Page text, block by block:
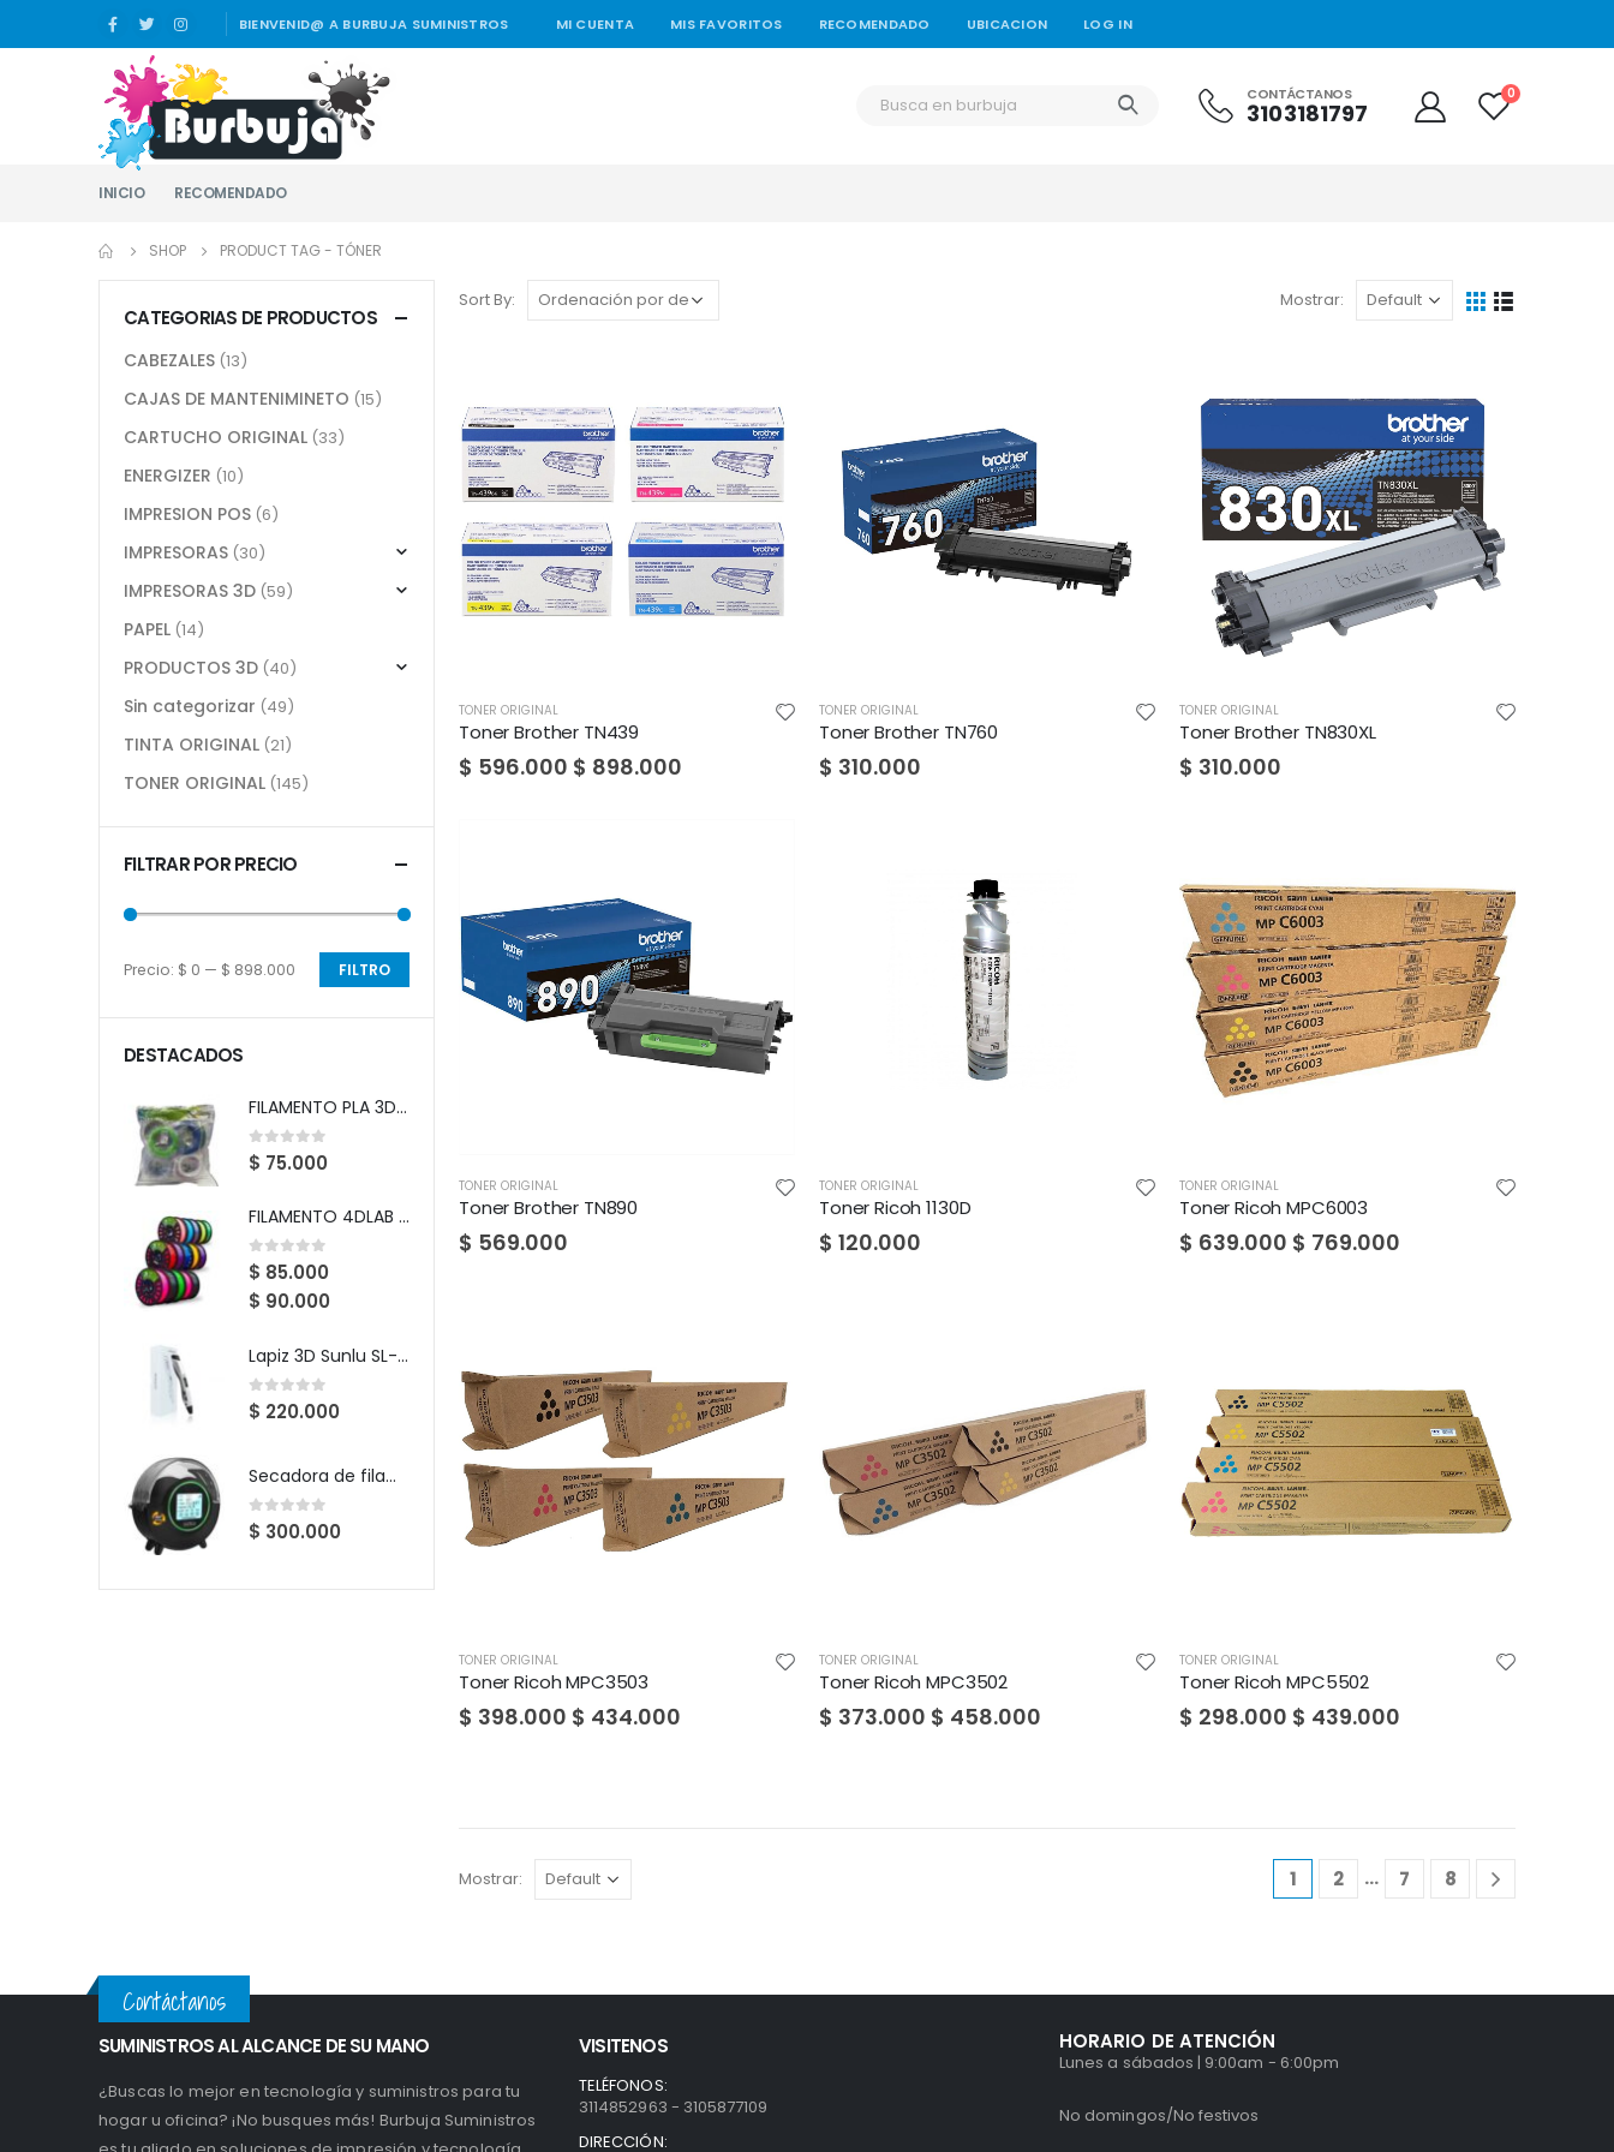
BIENVENID@ A BURBUJA SUMINISTROS MI CUENTA MIS FAVORITOS RECOMENDADO UBICACION LOG IN
CONTÁCTANOS
3103181797
0
INICIO RECOMENDADO
SHOP PRODUCT TAG - TÓNER
Sort By: Mostrar:
TONER ORIGINAL
Toner Brother TN439
$ 596.000 $ 898.000
TONER ORIGINAL
Toner Brother TN760
$ 310.000
TONER ORIGINAL
Toner Brother TN830XL
$ 310.000
TONER ORIGINAL
Toner Brother TN890
$ 569.000
TONER ORIGINAL
Toner Ricoh 1130D
$ 120.000
TONER ORIGINAL
Toner Ricoh MPC6003
$ 639.000 $ 769.000
TONER ORIGINAL
Toner Ricoh MPC3503
$ 398.000 $ 434.000
TONER ORIGINAL
Toner Ricoh MPC3502
$ 373.000 $ 458.000
TONER ORIGINAL
Toner Ricoh MPC5502
$ 298.000 $ 439.000
Mostrar: 1 2 … 7 8
CATEGORIAS DE PRODUCTOS
CABEZALES (13)
CAJAS DE MANTENIMINETO (15)
CARTUCHO ORIGINAL (33)
ENERGIZER (10)
IMPRESION POS (6)
IMPRESORAS (30)
IMPRESORAS 3D (59)
PAPEL (14)
PRODUCTOS 3D (40)
Sin categorizar (49)
TINTA ORIGINAL (21)
TONER ORIGINAL (145)
FILTRAR POR PRECIO
Precio
Max
FILTRO
Precio: $ 0 — $ 898.000
DESTACADOS
FILAMENTO PLA 3D PARA LAPIZ PTE X 20 (10MM)
0out of 5
$ 75.000
FILAMENTO 4DLAB PLA(1KG)
0out of 5
$ 85.000
$ 90.000
Lapiz 3D Sunlu SL-300
0out of 5
$ 220.000
Secadora de filamentos 3D Sunlu
0out of 5
$ 300.000
Contáctanos
SUMINISTROS AL ALCANCE DE SU MANO
¿Buscas lo mejor en tecnología y suministros para tu
hogar u oficina? ¡No busques más! Burbuja Suministros
VISITENOS
TELÉFONOS:
3114852963 - 3105877109
DIRECCIÓN:
HORARIO DE ATENCIÓN
Lunes a sábados | 9:00am - 6:00pm
No domingos/No festivos